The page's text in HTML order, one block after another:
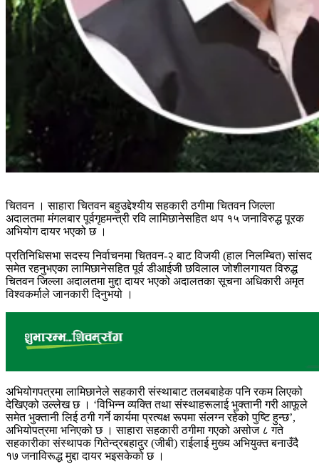
चितवन । साहारा चितवन बहुउद्देश्यीय सहकारी ठगीमा चितवन जिल्ला
अदालतमा मंगलबार पूर्वगृहमन्त्री रवि लामिछानेसहित थप १५ जनाविरुद्ध पूरक
अभियोग दायर भएको छ ।
प्रतिनिधिसभा सदस्य निर्वाचनमा चितवन-२ बाट विजयी (हाल निलम्बित) सांसद
समेत रहनुभएका लामिछानेसहित पूर्वडीआईजी छविलाल जोशीलगायत विरुद्ध
चितवन जिल्ला अदालतमा मुद्दा दायर भएको अदालतका सूचना अधिकारी अमृत
विश्वकर्माले जानकारी दिनुभयो ।
अभियोगपत्रमा लामिछानेले सहकारी संस्थाबाट तलबबाहेक पनि रकम लिएको
देखिएको उल्लेख छ । ‘विभिन्न व्यक्ति तथा संस्थाहरूलाई भुक्तानी गरी आफूले
समेत भुक्तानी लिई ठगी गर्ने कार्यमा प्रत्यक्ष रूपमा संलग्न रहेको पुष्टि हुन्छ’,
अभियोपत्रमा भनिएको छ । साहारा सहकारी ठगीमा गएको असोज ८ गते
सहकारीका संस्थापक गितेन्द्रबहादुर (जीबी) राईलाई मुख्य अभियुक्त बनाउँदै
१७ जनाविरूद्ध मुद्दा दायर भइसकेको छ ।